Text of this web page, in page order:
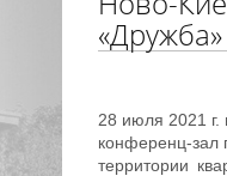
28 июля 2021 г.
конференц-зал
территории